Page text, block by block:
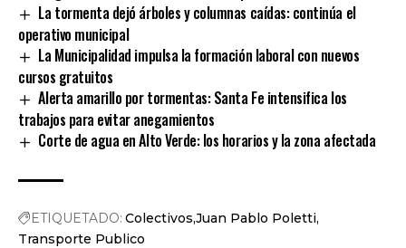
La tormenta dejó árboles y columnas caídas: continúa el
operativo municipal
La Municipalidad impulsa la formación laboral con nuevos
cursos gratuitos
Alerta amarillo por tormentas: Santa Fe intensifica los
trabajos para evitar anegamientos
Corte de agua en Alto Verde: los horarios y la zona afectada
ETIQUETADO: Colectivos Juan Pablo Poletti
Transporte Publico